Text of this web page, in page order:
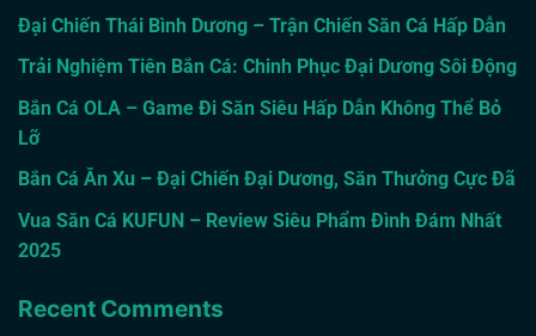
Đại Chiến Thái Bình Dương – Trận Chiến Săn Cá Hấp Dẫn
Trải Nghiệm Tiên Bắn Cá: Chinh Phục Đại Dương Sôi Động
Bắn Cá OLA – Game Đi Săn Siêu Hấp Dẫn Không Thể Bỏ
Lỡ
Bắn Cá Ăn Xu – Đại Chiến Đại Dương, Săn Thưởng Cực Đã
Vua Săn Cá KUFUN – Review Siêu Phẩm Đình Đám Nhất
2025
Recent Comments